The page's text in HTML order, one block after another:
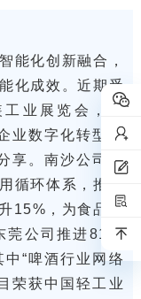
能化创新融合，
化成效。近期受
业展览会，并
业数字化转型创
享。南沙公司创
循环体系，推动
15%，为食品饮
莞公司推进81项
“啤酒行业网络
荣获中国轻工业